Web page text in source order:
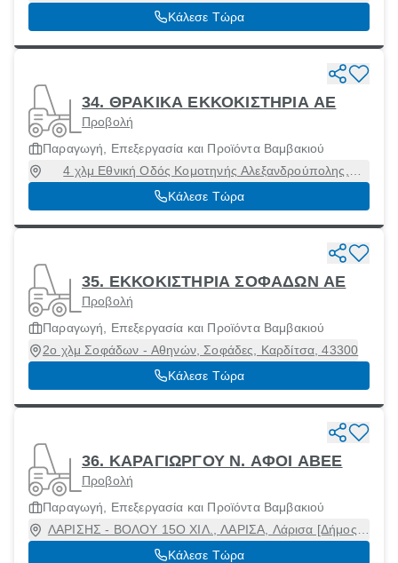
[Δήμος], Καρδίτσα, 43131
Κάλεσε Τώρα
34. ΘΡΑΚΙΚΑ ΕΚΚΟΚΙΣΤΗΡΙΑ ΑΕ
Προβολή
Παραγωγή, Επεξεργασία και Προϊόντα Βαμβακιού
4 χλμ Εθνική Οδός Κομοτηνής Αλεξανδρούπολης,
Κομοτηνή [Δήμος], Ροδόπη, 69100
Κάλεσε Τώρα
35. ΕΚΚΟΚΙΣΤΗΡΙΑ ΣΟΦΑΔΩΝ ΑΕ
Προβολή
Παραγωγή, Επεξεργασία και Προϊόντα Βαμβακιού
2ο χλμ Σοφάδων - Αθηνών, Σοφάδες, Καρδίτσα, 43300
Κάλεσε Τώρα
36. ΚΑΡΑΓΙΩΡΓΟΥ Ν. ΑΦΟΙ ΑΒΕΕ
Προβολή
Παραγωγή, Επεξεργασία και Προϊόντα Βαμβακιού
ΛΑΡΙΣΗΣ - ΒΟΛΟΥ 15Ο ΧΙΛ., ΛΑΡΙΣΑ, Λάρισα [Δήμος],
Λάρισα, 41336
Κάλεσε Τώρα